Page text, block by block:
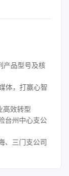
产品型号及核
体，打赢心智
高效转型
台州中心支公
、三门支公司